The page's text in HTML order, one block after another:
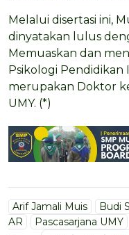
Melalui disertasi ini,
dinyatakan lulus
Memuaskan dan
Psikologi Pendidikan
merupakan Doktor
UMY. (*)
Arif Jamali Muis Budi
AR
Pascasarjana UMY